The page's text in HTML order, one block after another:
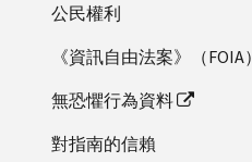
公民權利
《資訊自由法案》（FOIA）
無恐懼行為資料
對指南的信賴